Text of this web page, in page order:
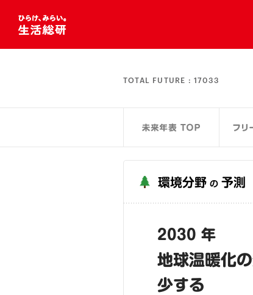
TOTAL FUTURE : 17033
環境分野 の 予測
2030 年
地球温暖化
少する